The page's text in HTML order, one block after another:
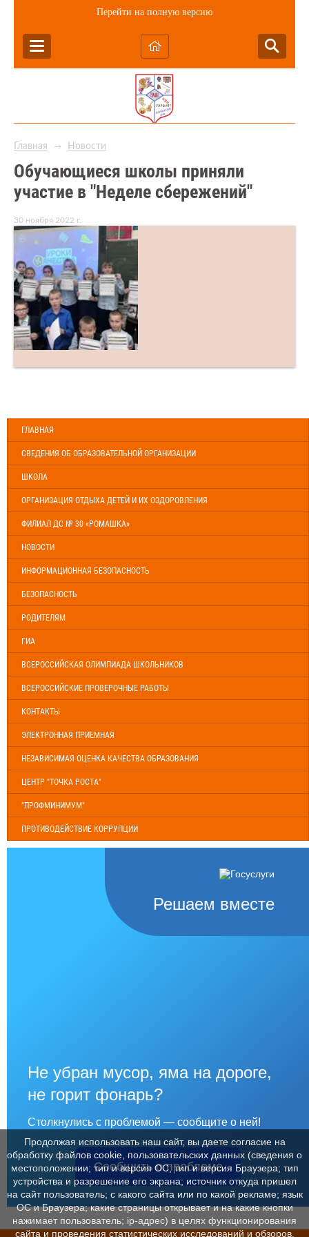
Перейти на полную версию
Главная → Новости
Обучающиеся школы приняли
участие в "Неделе сбережений"
30 ноября 2022 г.
ГЛАВНАЯ
СВЕДЕНИЯ ОБ ОБРАЗОВАТЕЛЬНОЙ ОРГАНИЗАЦИИ
ШКОЛА
ОРГАНИЗАЦИЯ ОТДЫХА ДЕТЕЙ И ИХ ОЗДОРОВЛЕНИЯ
ФИЛИАЛ ДС № 30 «РОМАШКА»
НОВОСТИ
ИНФОРМАЦИОННАЯ БЕЗОПАСНОСТЬ
БЕЗОПАСНОСТЬ
РОДИТЕЛЯМ
ГИА
ВСЕРОССИЙСКАЯ ОЛИМПИАДА ШКОЛЬНИКОВ
ВСЕРОССИЙСКИЕ ПРОВЕРОЧНЫЕ РАБОТЫ
КОНТАКТЫ
ЭЛЕКТРОННАЯ ПРИЕМНАЯ
НЕЗАВИСИМАЯ ОЦЕНКА КАЧЕСТВА ОБРАЗОВАНИЯ
ЦЕНТР "ТОЧКА РОСТА"
"ПРОФМИНИМУМ"
ПРОТИВОДЕЙСТВИЕ КОРРУПЦИИ
Решаем вместе
Не убран мусор, яма на дороге,
не горит фонарь?
Столкнулись с проблемой — сообщите о ней!
Сообщить о проблеме
Продолжая использовать наш сайт, вы даете согласие на
обработку файлов cookie, пользовательских данных (сведения о
местоположении; тип и версия ОС; тип и версия Браузера; тип
устройства и разрешение его экрана; источник откуда пришел
на сайт пользователь; с какого сайта или по какой рекламе; язык
ОС и Браузера; какие страницы открывает и на какие кнопки
нажимает пользователь; ip-адрес) в целях функционирования
сайта и проведения статистических исследований и обзоров.